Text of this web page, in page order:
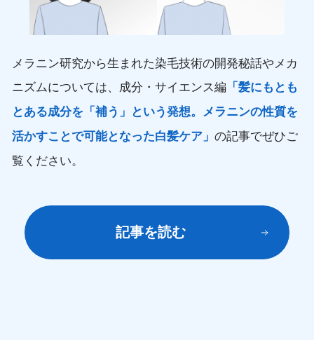
メラニン研究から生まれた染毛技術の開発秘話やメカ
ニズムについては、成分・サイエンス編 「髪にもとも
とある成分を「補う」という発想。メラニンの性質を
活かすことで可能となった白髪ケア」の記事でぜひご
覧ください。
記事を読む